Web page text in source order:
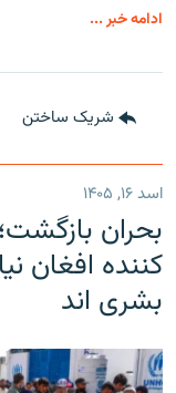
ادامه خبر ...
شریک ساختن
اسد ۱۶, ۱۴۰۵
کننده افغان
بشری اند